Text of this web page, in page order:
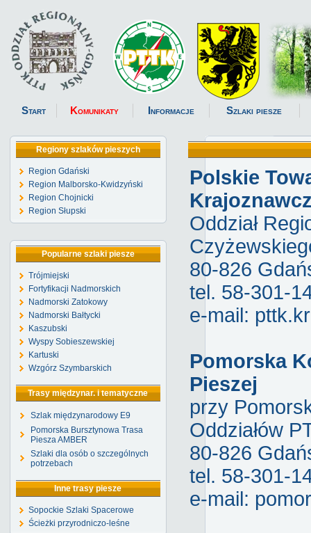
Start Komunikaty Informacje Szlaki piesze
Regiony szlaków pieszych
Region Gdański
Region Malborsko-Kwidzyński
Region Chojnicki
Region Słupski
Popularne szlaki piesze
Trójmiejski
Fortyfikacji Nadmorskich
Nadmorski Zatokowy
Nadmorski Bałtycki
Kaszubski
Wyspy Sobieszewskiej
Kartuski
Wzgórz Szymbarskich
Trasy międzynar. i tematyczne
Szlak międzynarodowy E9
Pomorska Bursztynowa Trasa
Piesza AMBER
Szlaki dla osób o szczególnych
potrzebach
Inne trasy piesze
Sopockie Szlaki Spacerowe
Ścieżki przyrodniczo-leśne
Polskie
Oddział
80-826
tel. 58-301-
e-mail:
Pomorska
Pieszej
przy
Oddziałów
80-826
tel. 58-301-
e-mail: